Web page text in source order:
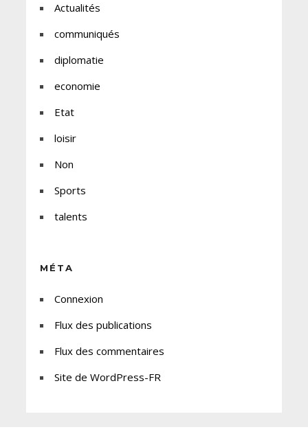
Actualités
communiqués
diplomatie
economie
Etat
loisir
Non
Sports
talents
MÉTA
Connexion
Flux des publications
Flux des commentaires
Site de WordPress-FR